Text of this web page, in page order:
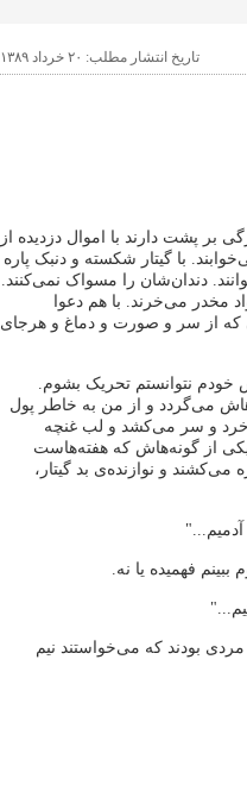
تاریخ انتشار مطلب: ۲۰ خرداد ۱۳۸۹
بر پشت دارند با اموال دزدیده از
با گیتار شکسته و دنبک پاره
دندان‌شان را مسواک نمی‌کنند.
مخدر می‌خرند. با هم دعوا
که از سر و صورت و دماغ و هرجای
نتوانستم تحریک بشوم.
می‌گردد و از من به خاطر پول
و سر می‌کشد و لب غنچه
از گونه‌هاش که هفته‌هاست
و نوازنده‌ی بد گیتار،
فهمیده یا نه.
بودند که می‌خواستند نیم